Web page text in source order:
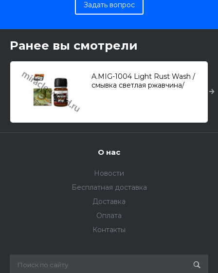
Задать вопрос
Ранее вы смотрели
A.MIG-1004 Light Rust Wash /
смывка светлая ржавчина/
О нас
Новости
Бесплатная доставка
Доставка
Оплата
Контакты